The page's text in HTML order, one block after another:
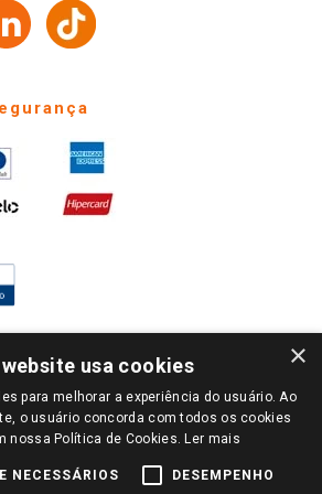
SUA REGIÃO, FAÇA LOGIN E SELECIONE A LOJA DE
APÓS O LOGIN, OS PREÇOS DA SUA REGIÃO OU
LOJA SERÃO CARREGADOS.
COMERCIAIS DESTE SITE SÃO VÁLIDOS APENAS
NO GIASSI.COM.BR E NA LOJA SELECIONADA
×
website usa cookies
para melhorar a experiência do usuário. Ao
o usuário concorda com todos os cookies
nossa Política de Cookies. Ler mais
NECESSÁRIOS DESEMPENHO